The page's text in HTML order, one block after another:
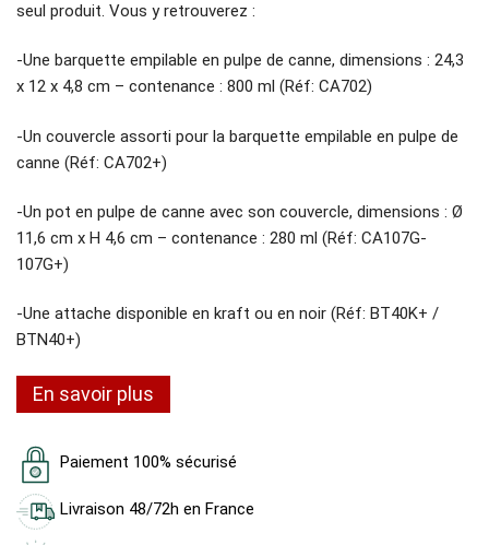
seul produit. Vous y retrouverez :
-Une barquette empilable en pulpe de canne, dimensions : 24,3
x 12 x 4,8 cm – contenance : 800 ml (Réf: CA702)
-Un couvercle assorti pour la barquette empilable en pulpe de
canne (Réf: CA702+)
-Un pot en pulpe de canne avec son couvercle, dimensions : Ø
11,6 cm x H 4,6 cm – contenance : 280 ml (Réf: CA107G-
107G+)
-Une attache disponible en kraft ou en noir (Réf: BT40K+ /
BTN40+)
En savoir plus
Paiement 100% sécurisé
Livraison 48/72h en France